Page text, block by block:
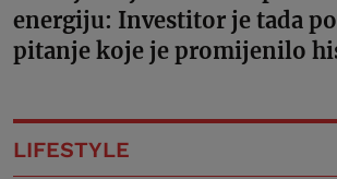
energiju: Investitor je tada
pitanje koje je promijenilo
LIFESTYLE